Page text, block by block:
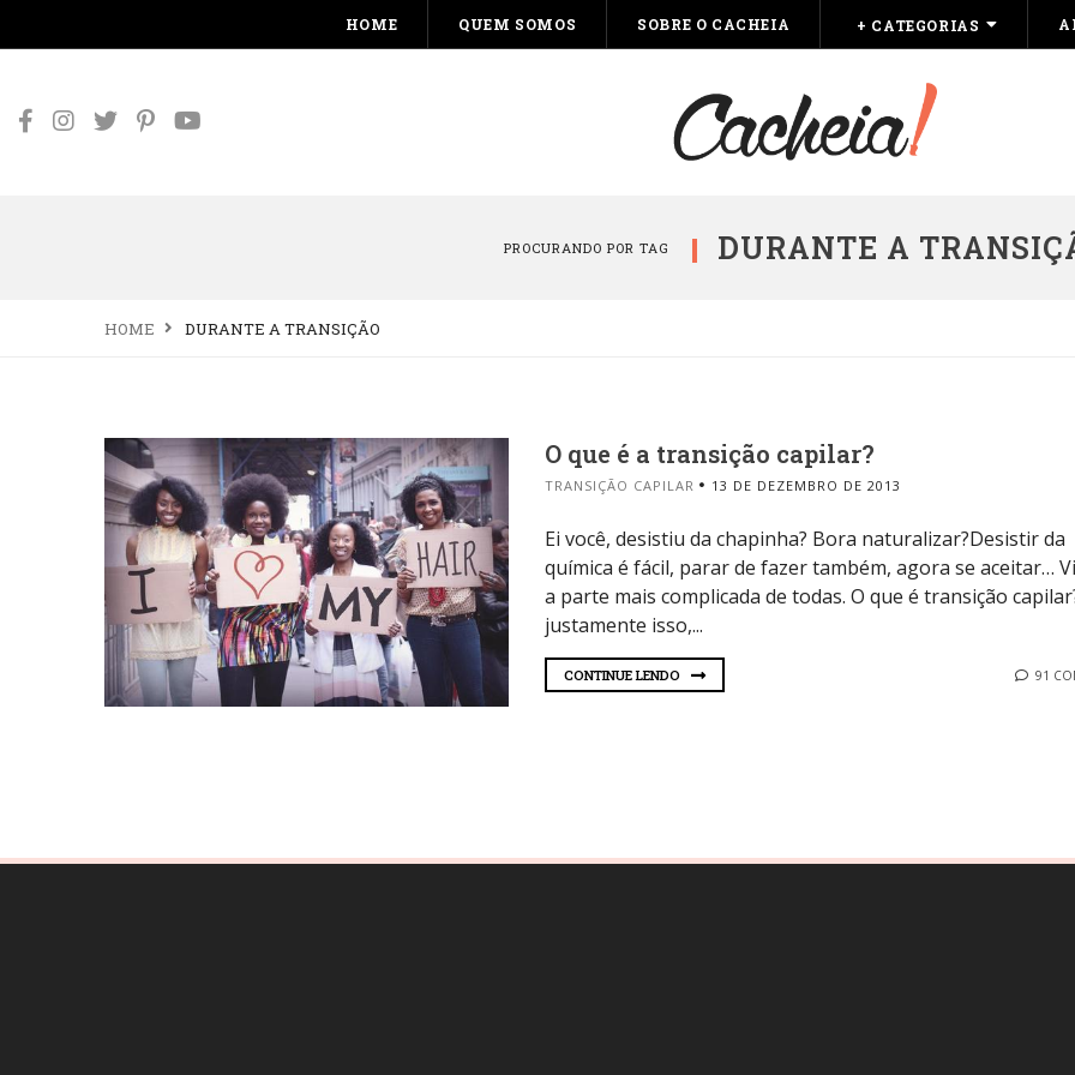
HOME QUEM SOMOS SOBRE O CACHEIA + CATEGORIAS
PROCURANDO POR TAG DURANTE A
HOME DURANTE A TRANSIÇÃO
O que é a transição capilar?
TRANSIÇÃO CAPILAR 13 DE DEZEMBRO DE 2013
Ei você, desistiu da chapinha? Bora naturalizar?Desistir da
química é fácil, parar de fazer também, agora se aceitar…
a parte mais complicada de todas. O que é transição
justamente isso,...
CONTINUE LENDO 91